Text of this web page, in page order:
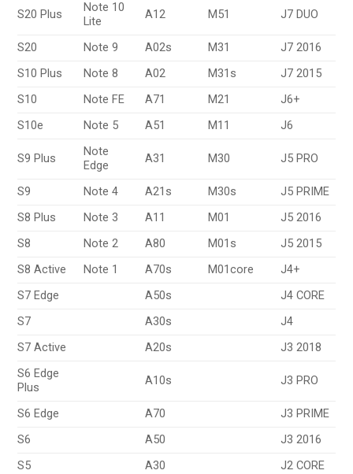
S20 Plus
Note 10
Lite
A12 M51 J7 DUO
S20 Note 9 A02s M31
J7 2016
S10 Plus
Note 8 A02 M31s
J7 2015
S10
Note FE A71 M21
J6+
S10e
Note 5 A51 M11 J6
S9 Plus
Note
Edge
A31 M30 J5 PRO
S9 Note 4 A21s M30s
J5 PRIME
S8 Plus
Note 3 A11 M01
J5 2016
S8
Note 2 A80 M01s
J5 2015
S8 Active
Note 1 A70s M01core
J4+
S7 Edge
A50s
J4 CORE
S7
A30s
J4
S7 Active
A20s
J3 2018
S6 Edge
Plus
A10s J3 PRO
S6 Edge A70
J3 PRIME
S6
A50
J3 2016
S5
A30
J2 CORE